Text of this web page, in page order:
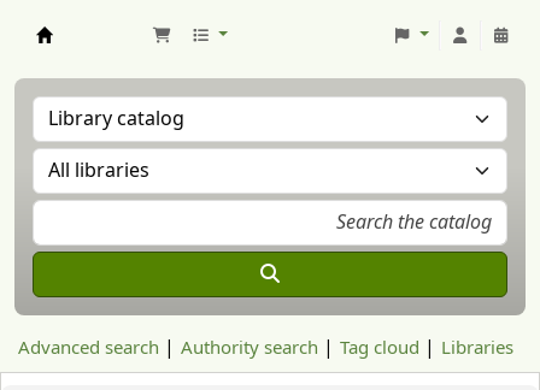
Advanced search Authority search Tag cloud Libraries